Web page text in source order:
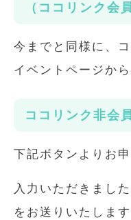
（ココリンク会
今までと同様に、
イベントページか
ココリンク非会
下記ボタンよりお
入力いただきまし
をお送りいたします